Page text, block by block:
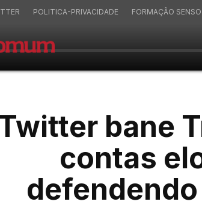
POLITICA-PRIVACIDADE FORMAÇÃO
bane
contas